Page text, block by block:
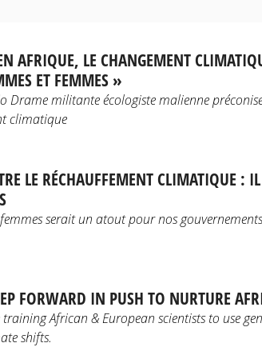
AFRIQUE, LE CHANGEMENT
ET FEMMES »
Drame militante écologiste malienne
climatique
LE RÉCHAUFFEMENT CLIMATIQUE :
serait un atout pour nos
FORWARD IN PUSH TO NURTURE
African & European scientists to use
shifts.